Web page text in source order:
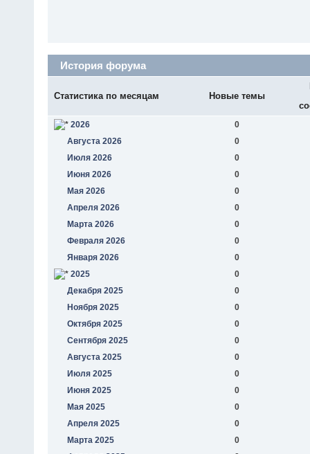
История форума
Статистика по месяцам Новые темы
2026
0
Августа 2026
0
Июля 2026
0
Июня 2026
0
Мая 2026
0
Апреля 2026
0
Марта 2026
0
Февраля 2026
0
Января 2026
0
2025
0
Декабря 2025
0
Ноября 2025
0
Октября 2025
0
Сентября 2025
0
Августа 2025
0
Июля 2025
0
Июня 2025
0
Мая 2025
0
Апреля 2025
0
Марта 2025
0